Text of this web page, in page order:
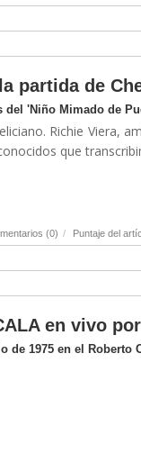
partida de
'Niño Mimado de
Richie Viera,
que
(0) / Puntaje del
en vivo
de 1975 en el Roberto